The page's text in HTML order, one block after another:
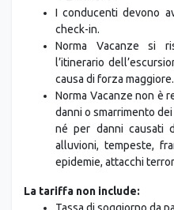
Norma Vacanze si
l’itinerario
causa di forza maggiore.
Norma Vacanze non è
danni o smarrimento
né per danni causati
alluvioni, tempeste,
epidemie, attacchi
La tariffa non include:
Tassa di soggiorno da
Pranzi e cene salvo
Mance ed extra